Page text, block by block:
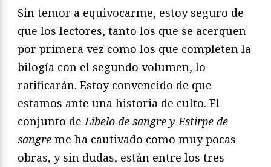
Sin temor a equivocarme, estoy seguro de
que los lectores, tanto los que se acerquen
por primera vez como los que completen la
bilogía con el segundo volumen, lo
ratificarán. Estoy convencido de que
estamos ante una historia de culto. El
conjunto de Libelo de sangre y Estirpe de
sangre me ha cautivado como muy pocas
obras, y sin dudas, están entre los tres